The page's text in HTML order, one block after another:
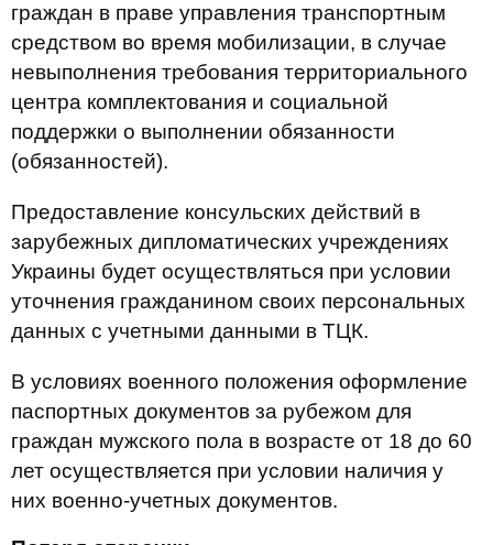
граждан в праве управления транспортным
средством во время мобилизации, в случае
невыполнения требования территориального
центра комплектования и социальной
поддержки о выполнении обязанности
(обязанностей).
Предоставление консульских действий в
зарубежных дипломатических учреждениях
Украины будет осуществляться при условии
уточнения гражданином своих персональных
данных с учетными данными в ТЦК.
В условиях военного положения оформление
паспортных документов за рубежом для
граждан мужского пола в возрасте от 18 до 60
лет осуществляется при условии наличия у
них военно-учетных документов.